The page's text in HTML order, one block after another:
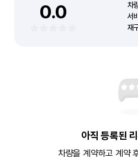
0.0 차
서
재
아직 등록된
차량을 계약하고 계약